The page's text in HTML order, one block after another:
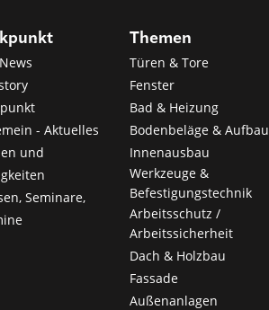
- Aktuelles
und
Seminare,
Themen
Türen & Tore
Fenster
Bad & Heizung
Bodenbeläge & Aufbau
Innenausbau
Werkzeuge &
Befestigungstechnik
Arbeitsschutz /
Arbeitssicherheit
Dach & Holzbau
Fassade
Außenanlagen